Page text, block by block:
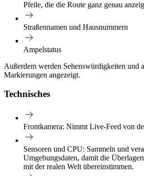
Pfeile, die die Route ganz genau
Straßennamen und Hausnummern
Ampelstatus
Außerdem werden Sehenswürdigkeiten und
Markierungen angezeigt.
Technisches
Frontkamera: Nimmt Live-Feed von
Sensoren und CPU: Sammeln und
Umgebungsdaten, damit die
mit der realen Welt übereinstimmen.